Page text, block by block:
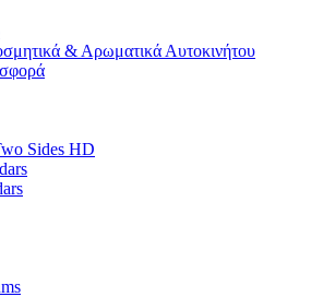
& Αρωματικά Αυτοκινήτου
Sides HD